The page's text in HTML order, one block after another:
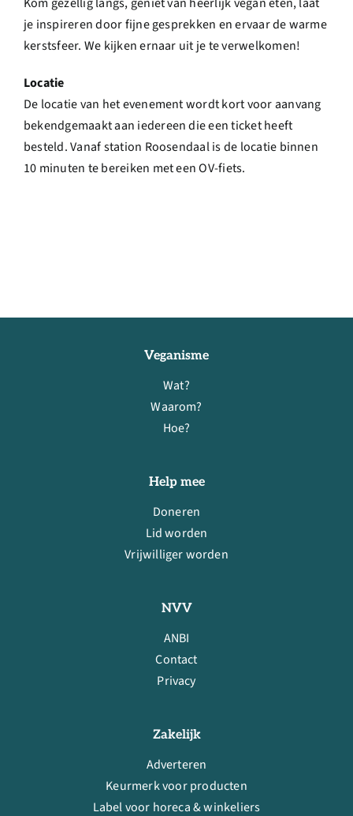
je inspireren door fijne gesprekken en ervaar de warme
kerstsfeer. We kijken ernaar uit je te verwelkomen!
Locatie
De locatie van het evenement wordt kort voor aanvang
bekendgemaakt aan iedereen die een ticket heeft
besteld. Vanaf station Roosendaal is de locatie binnen
10 minuten te bereiken met een OV-fiets.
Veganisme
Wat?
Waarom?
Hoe?
Help mee
Doneren
Lid worden
Vrijwilliger worden
NVV
ANBI
Contact
Privacy
Zakelijk
Adverteren
Keurmerk voor producten
Label voor horeca & winkeliers